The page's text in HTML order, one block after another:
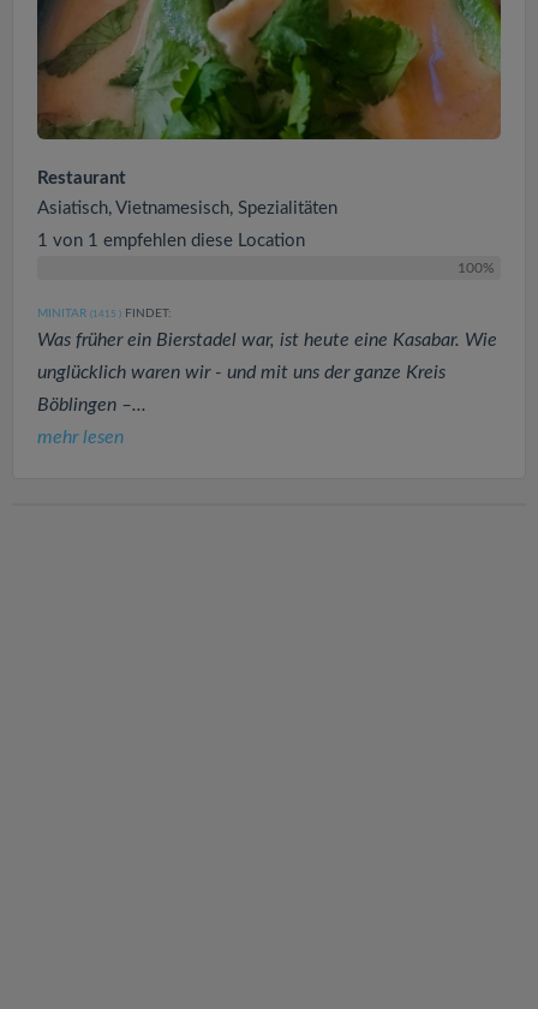
Restaurant
Asiatisch, Vietnamesisch, Spezialitäten
1 von 1 empfehlen diese Location
100%
MINITAR (1415 ) FINDET:
Was früher ein Bierstadel war, ist heute eine Kasabar. Wie
unglücklich waren wir - und mit uns der ganze Kreis
Böblingen –...
mehr lesen